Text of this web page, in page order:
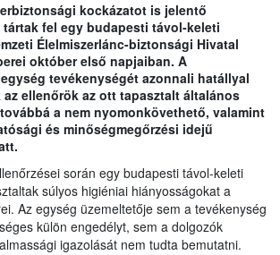
kockázatot is jelentő
fel egy budapesti távol-keleti
Élelmiszerlánc-biztonsági Hivatal
október első napjaiban. A
tevékenységét azonnali hatállyal
ellenőrök az ott tapasztalt általános
a nem nyomonkövethető, valamint
és minőségmegőrzési idejű
során egy budapesti távol-keleti
súlyos higiéniai hiányosságokat a
Az egység üzemeltetője sem a tevékenység
külön engedélyt, sem a dolgozók
igazolását nem tudta bemutatni.